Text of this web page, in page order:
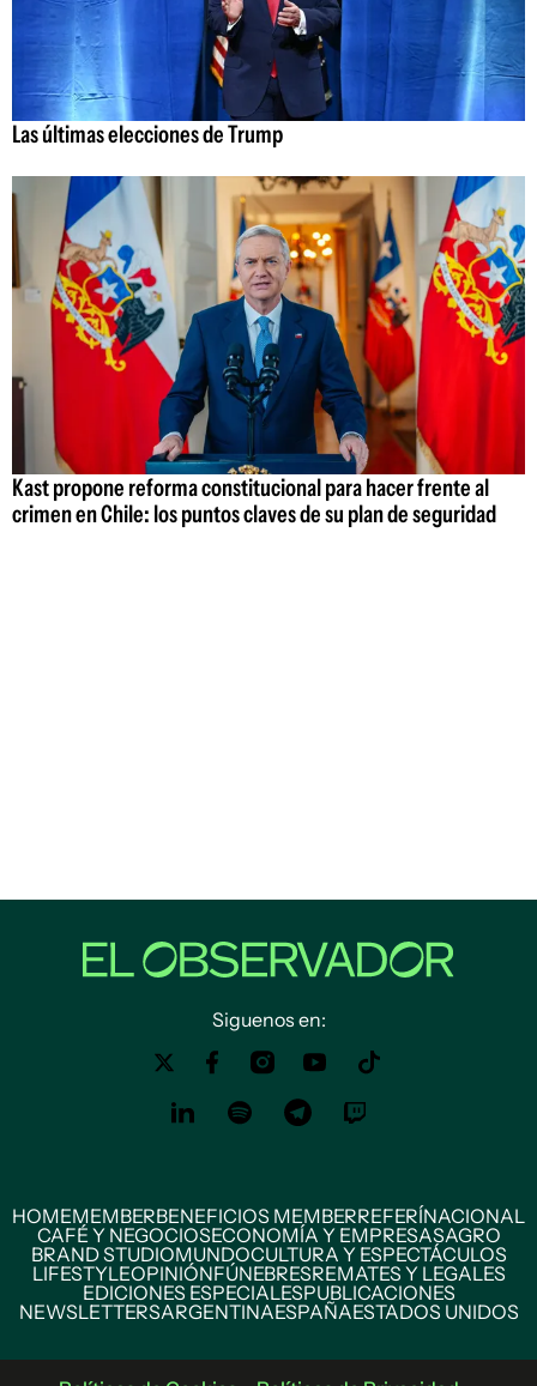
Las últimas elecciones de Trump
Kast propone reforma constitucional para hacer frente al
crimen en Chile: los puntos claves de su plan de seguridad
Siguenos en:
HOMEMEMBERBENEFICIOS MEMBERREFERÍNACIONAL
CAFÉ Y NEGOCIOSECONOMÍA Y EMPRESASAGRO
BRAND STUDIOMUNDOCULTURA Y ESPECTÁCULOS
LIFESTYLEOPINIÓNFÚNEBRESREMATES Y LEGALES
EDICIONES ESPECIALESPUBLICACIONES
NEWSLETTERSARGENTINAESPAÑAESTADOS UNIDOS